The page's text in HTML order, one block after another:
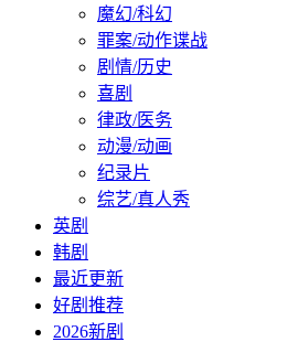
魔幻/科幻
罪案/动作谍战
剧情/历史
喜剧
律政/医务
动漫/动画
纪录片
综艺/真人秀
英剧
韩剧
最近更新
好剧推荐
2026新剧